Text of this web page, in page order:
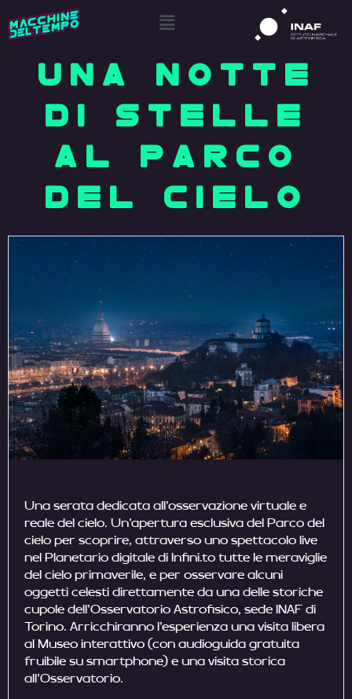
UNA NOTTE
DI STELLE
AL PARCO
DEL CIELO
Una serata dedicata all’osservazione virtuale e
reale del cielo. Un’apertura esclusiva del Parco del
cielo per scoprire, attraverso uno spettacolo live
nel Planetario digitale di Infini.to tutte le meraviglie
del cielo primaverile, e per osservare alcuni
oggetti celesti direttamente da una delle storiche
cupole dell’Osservatorio Astrofisico, sede INAF di
Torino. Arricchiranno l’esperienza una visita libera
al Museo interattivo (con audioguida gratuita
fruibile su smartphone) e una visita storica
all’Osservatorio.